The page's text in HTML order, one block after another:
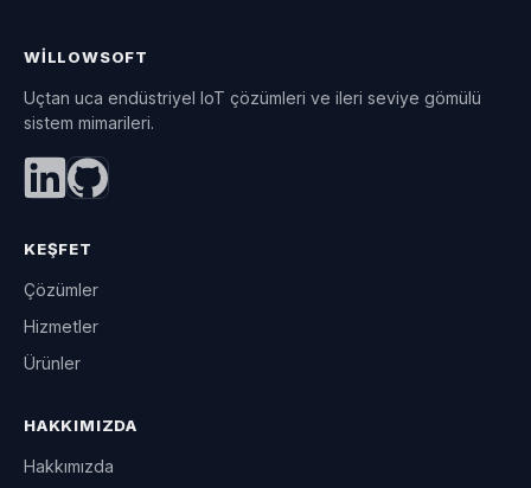
WILLOWSOFT
Uçtan uca endüstriyel IoT çözümleri ve ileri seviye gömülü
sistem mimarileri.
KEŞFET
Çözümler
Hizmetler
Ürünler
HAKKIMIZDA
Hakkımızda